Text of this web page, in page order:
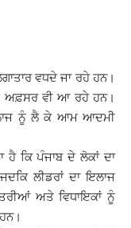
ਵਧਦੇ ਜਾ ਰਹੇ ਹਨ।
ਅਫ਼ਸਰ ਵੀ ਆ ਰਹੇ ਹਨ।
ਨੂੰ ਲੈ ਕੇ ਆਮ ਆਦਮੀ
ਹੈ ਕਿ ਪੰਜਾਬ ਦੇ ਲੋਕਾਂ ਦਾ
ਲੀਡਰਾਂ ਦਾ ਇਲਾਜ
ਅਤੇ ਵਿਧਾਇਕਾਂ ਨੂੰ